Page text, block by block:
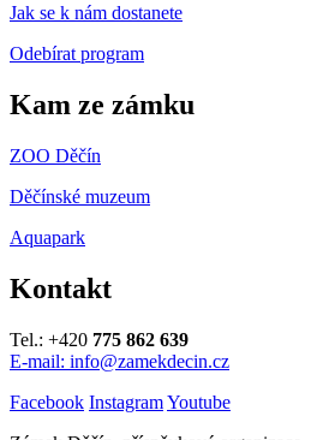
Jak se k nám dostanete
Odebírat program
Kam ze zámku
ZOO Děčín
Děčínské muzeum
Aquapark
Kontakt
Tel.: +420 775 862 639
E-mail: info@zamekdecin.cz
Facebook InstagramYoutube